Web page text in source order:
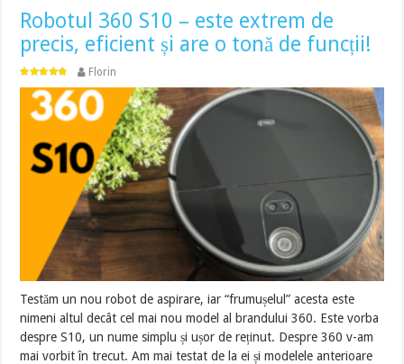
Robotul 360 S10 – este extrem de
precis, eficient și are o tonă de funcții!
Florin
Testăm un nou robot de aspirare, iar “frumușelul” acesta este
nimeni altul decât cel mai nou model al brandului 360. Este vorba
despre S10, un nume simplu și ușor de reținut. Despre 360 v-am
mai vorbit în trecut. Am mai testat de la ei și modelele anterioare